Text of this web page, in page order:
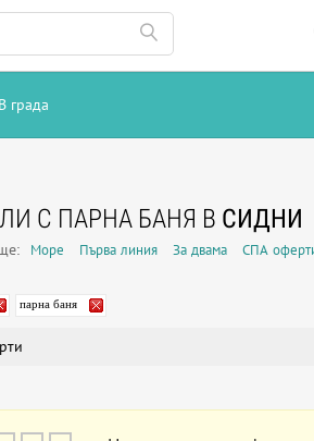
В града
С ПАРНА БАНЯ В СИДНИ
Море Първа линия За двама СПА
парна баня